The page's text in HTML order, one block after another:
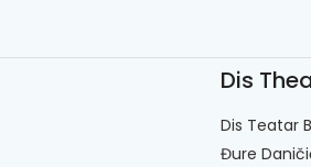
Dis
Dis Teatar
Đure